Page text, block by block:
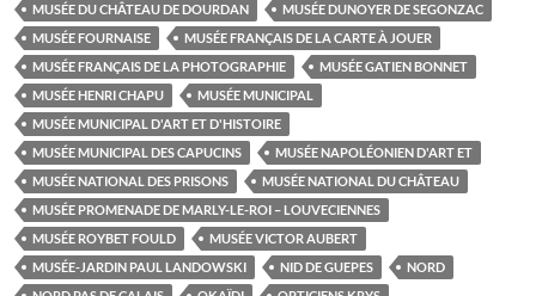
MUSÉE DU CHÂTEAU DE DOURDAN
MUSÉE DUNOYER DE SEGONZAC
MUSÉE FOURNAISE
MUSÉE FRANÇAIS DE LA CARTE À JOUER
MUSÉE FRANÇAIS DE LA PHOTOGRAPHIE
MUSÉE GATIEN BONNET
MUSÉE HENRI CHAPU
MUSÉE MUNICIPAL
MUSÉE MUNICIPAL D'ART ET D'HISTOIRE
MUSÉE MUNICIPAL DES CAPUCINS
MUSÉE NAPOLÉONIEN D'ART ET
MUSÉE NATIONAL DES PRISONS
MUSÉE NATIONAL DU CHÂTEAU
MUSÉE PROMENADE DE MARLY-LE-ROI – LOUVECIENNES
MUSÉE ROYBET FOULD
MUSÉE VICTOR AUBERT
MUSÉE-JARDIN PAUL LANDOWSKI
NID DE GUEPES
NORD